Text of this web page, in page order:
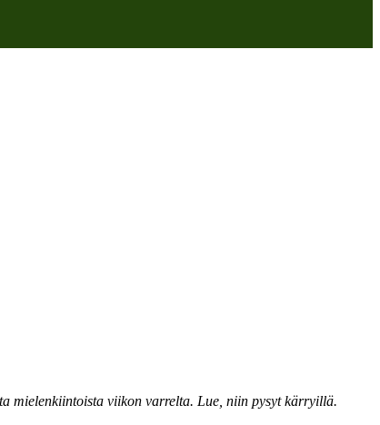
mielenkiintoista viikon varrelta. Lue, niin pysyt kärryillä.